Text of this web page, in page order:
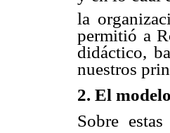
la
permitió a
didáctico,
nuestros
2. El
Sobre